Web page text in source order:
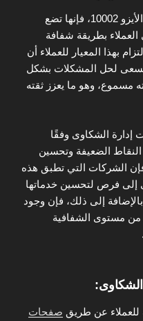
عندما تعتمد الشركات على شهادة الأيزو 10002، فإنها تضع
بطريقة شفافة
بهذا المعيار للعملاء أن
لحل المشكلات بشكل
مسموع، وهو ما يعزز ثقته
إدارة الشكاوى وفقًا
على تحديد النقاط الضعيفة وتحسين
الشركات التي تطبق هذه
إلى فرص لتحسين خدماتها
إلى ذلك، فإن وجود
من مستوى الشفافية
الشكاوى:
عن طريق صفحات